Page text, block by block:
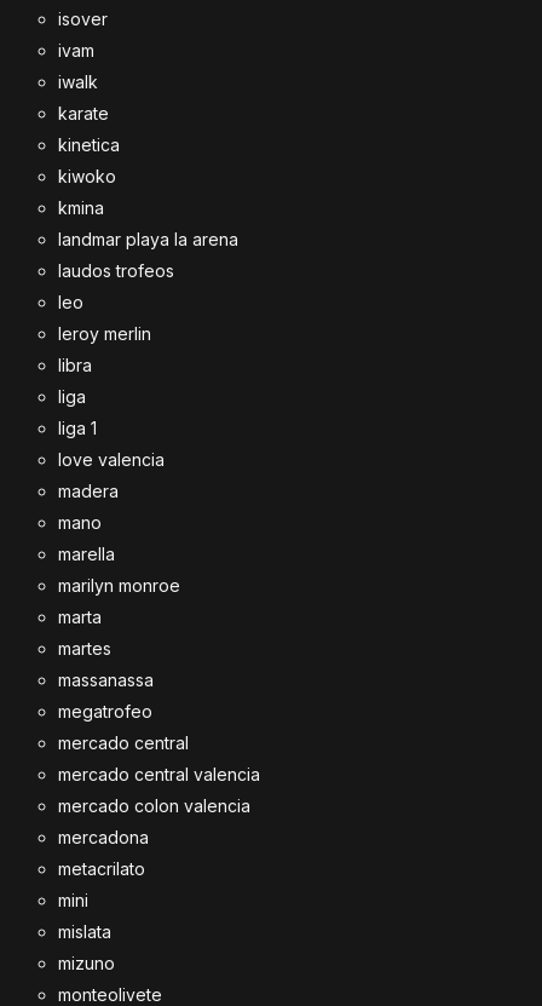
isover
ivam
iwalk
karate
kinetica
kiwoko
kmina
landmar playa la arena
laudos trofeos
leo
leroy merlin
libra
liga
liga 1
love valencia
madera
mano
marella
marilyn monroe
marta
martes
massanassa
megatrofeo
mercado central
mercado central valencia
mercado colon valencia
mercadona
metacrilato
mini
mislata
mizuno
monteolivete